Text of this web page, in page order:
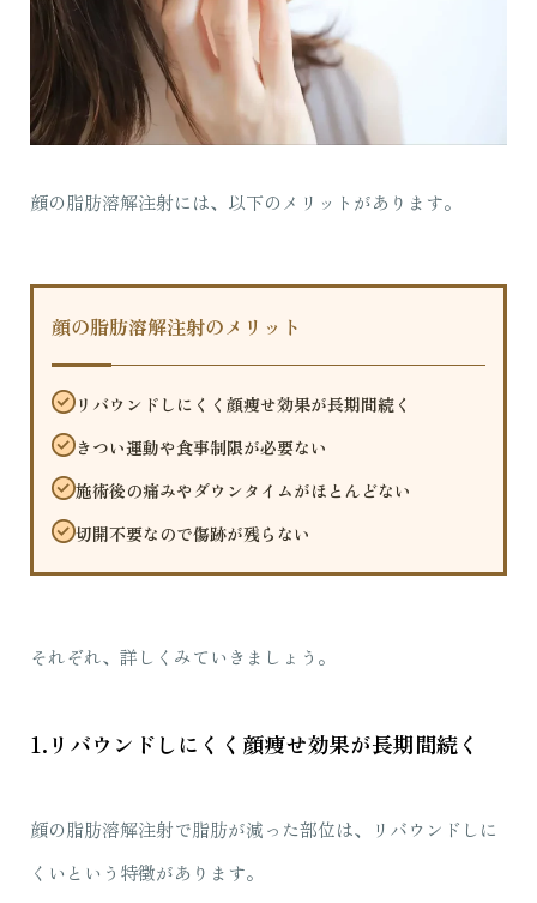
顔の脂肪溶解注射には、以下のメリットがあります。
顔の脂肪溶解注射のメリット
リバウンドしにくく顔痩せ効果が長期間続く
きつい運動や食事制限が必要ない
施術後の痛みやダウンタイムがほとんどない
切開不要なので傷跡が残らない
それぞれ、詳しくみていきましょう。
1.リバウンドしにくく顔痩せ効果が長期間続く
顔の脂肪溶解注射で脂肪が減った部位は、リバウンドしに
くいという特徴があります。